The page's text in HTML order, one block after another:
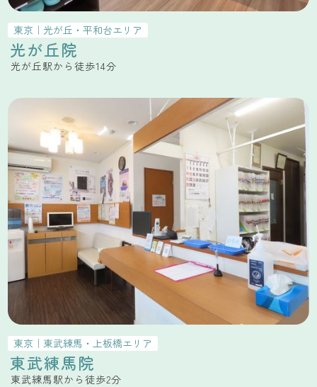
東京 ｜ 光が丘・平和台エリア
光が丘院
光が丘駅から徒歩14分
東京 ｜ 東武練馬・上板橋エリア
東武練馬院
東武練馬駅から徒歩2分